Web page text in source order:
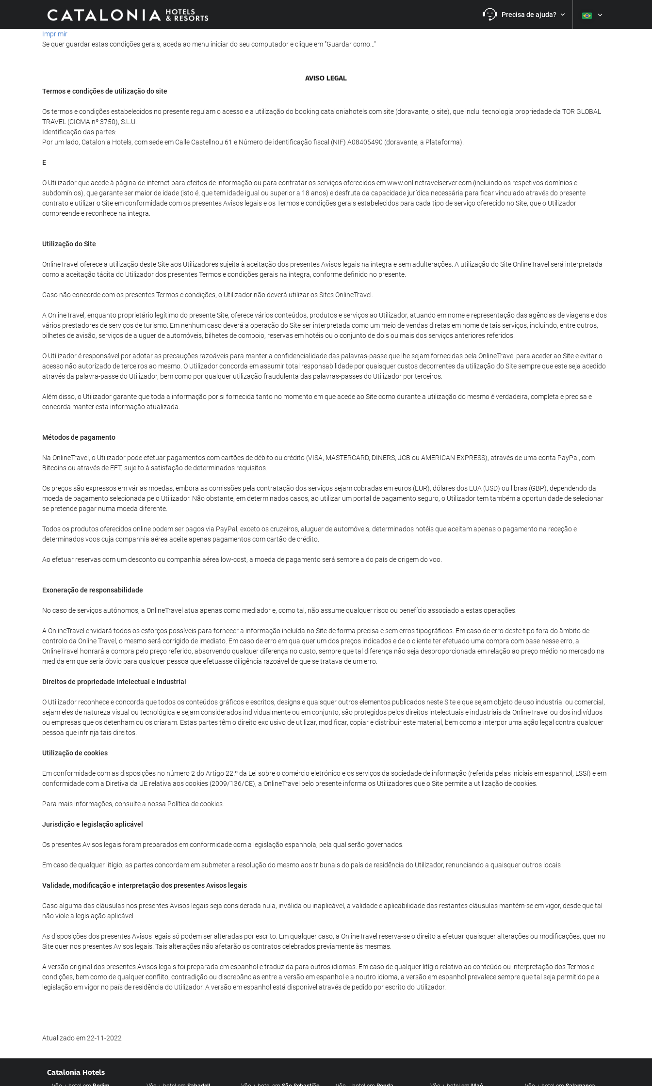
Precisa de ajuda?
Imprimir
Se quer guardar estas condições gerais, aceda ao menu iniciar do seu computador e clique em "Guardar como..."
AVISO LEGAL
Termos e condições de utilização do site
Os termos e condições estabelecidos no presente regulam o acesso e a utilização do booking.cataloniahotels.com site (doravante, o site), que inclui tecnologia propriedade da TOR GLOBAL
TRAVEL (CICMA nº 3750), S.L.U.
Identificação das partes:
Por um lado, Catalonia Hotels, com sede em Calle Castellnou 61 e Número de identificação fiscal (NIF) A08405490 (doravante, a Plataforma).
E
O Utilizador que acede à página de internet para efeitos de informação ou para contratar os serviços oferecidos em www.onlinetravelserver.com (incluindo os respetivos domínios e
subdomínios), que garante ser maior de idade (isto é, que tem idade igual ou superior a 18 anos) e desfruta da capacidade jurídica necessária para ficar vinculado através do presente
contrato e utilizar o Site em conformidade com os presentes Avisos legais e os Termos e condições gerais estabelecidos para cada tipo de serviço oferecido no Site, que o Utilizador
compreende e reconhece na íntegra.
Utilização do Site
OnlineTravel oferece a utilização deste Site aos Utilizadores sujeita à aceitação dos presentes Avisos legais na íntegra e sem adulterações. A utilização do Site OnlineTravel será interpretada
como a aceitação tácita do Utilizador dos presentes Termos e condições gerais na íntegra, conforme definido no presente.
Caso não concorde com os presentes Termos e condições, o Utilizador não deverá utilizar os Sites OnlineTravel.
A OnlineTravel, enquanto proprietário legítimo do presente Site, oferece vários conteúdos, produtos e serviços ao Utilizador, atuando em nome e representação das agências de viagens e dos
vários prestadores de serviços de turismo. Em nenhum caso deverá a operação do Site ser interpretada como um meio de vendas diretas em nome de tais serviços, incluindo, entre outros,
bilhetes de avisão, serviços de aluguer de automóveis, bilhetes de comboio, reservas em hotéis ou o conjunto de dois ou mais dos serviços anteriores referidos.
O Utilizador é responsável por adotar as precauções razoáveis para manter a confidencialidade das palavras-passe que lhe sejam fornecidas pela OnlineTravel para aceder ao Site e evitar o
acesso não autorizado de terceiros ao mesmo. O Utilizador concorda em assumir total responsabilidade por quaisquer custos decorrentes da utilização do Site sempre que este seja acedido
através da palavra-passe do Utilizador, bem como por qualquer utilização fraudulenta das palavras-passes do Utilizador por terceiros.
Além disso, o Utilizador garante que toda a informação por si fornecida tanto no momento em que acede ao Site como durante a utilização do mesmo é verdadeira, completa e precisa e
concorda manter esta informação atualizada.
Métodos de pagamento
Na OnlineTravel, o Utilizador pode efetuar pagamentos com cartões de débito ou crédito (VISA, MASTERCARD, DINERS, JCB ou AMERICAN EXPRESS), através de uma conta PayPal, com
Bitcoins ou através de EFT, sujeito à satisfação de determinados requisitos.
Os preços são expressos em várias moedas, embora as comissões pela contratação dos serviços sejam cobradas em euros (EUR), dólares dos EUA (USD) ou libras (GBP), dependendo da
moeda de pagamento selecionada pelo Utilizador. Não obstante, em determinados casos, ao utilizar um portal de pagamento seguro, o Utilizador tem também a oportunidade de selecionar
se pretende pagar numa moeda diferente.
Todos os produtos oferecidos online podem ser pagos via PayPal, exceto os cruzeiros, aluguer de automóveis, determinados hotéis que aceitam apenas o pagamento na receção e
determinados voos cuja companhia aérea aceite apenas pagamentos com cartão de crédito.
Ao efetuar reservas com um desconto ou companhia aérea low-cost, a moeda de pagamento será sempre a do país de origem do voo.
Exoneração de responsabilidade
No caso de serviços autónomos, a OnlineTravel atua apenas como mediador e, como tal, não assume qualquer risco ou benefício associado a estas operações.
A OnlineTravel envidará todos os esforços possíveis para fornecer a informação incluída no Site de forma precisa e sem erros tipográficos. Em caso de erro deste tipo fora do âmbito de
controlo da Online Travel, o mesmo será corrigido de imediato. Em caso de erro em qualquer um dos preços indicados e de o cliente ter efetuado uma compra com base nesse erro, a
OnlineTravel honrará a compra pelo preço referido, absorvendo qualquer diferença no custo, sempre que tal diferença não seja desproporcionada em relação ao preço médio no mercado na
medida em que seria óbvio para qualquer pessoa que efetuasse diligência razoável de que se tratava de um erro.
Direitos de propriedade intelectual e industrial
O Utilizador reconhece e concorda que todos os conteúdos gráficos e escritos, designs e quaisquer outros elementos publicados neste Site e que sejam objeto de uso industrial ou comercial,
sejam eles de natureza visual ou tecnológica e sejam considerados individualmente ou em conjunto, são protegidos pelos direitos intelectuais e industriais da OnlineTravel ou dos indivíduos
ou empresas que os detenham ou os criaram. Estas partes têm o direito exclusivo de utilizar, modificar, copiar e distribuir este material, bem como a interpor uma ação legal contra qualquer
pessoa que infrinja tais direitos.
Utilização de cookies
Em conformidade com as disposições no número 2 do Artigo 22.º da Lei sobre o comércio eletrónico e os serviços da sociedade de informação (referida pelas iniciais em espanhol, LSSI) e em
conformidade com a Diretiva da UE relativa aos cookies (2009/136/CE), a OnlineTravel pelo presente informa os Utilizadores que o Site permite a utilização de cookies.
Para mais informações, consulte a nossa Política de cookies.
Jurisdição e legislação aplicável
Os presentes Avisos legais foram preparados em conformidade com a legislação espanhola, pela qual serão governados.
Em caso de qualquer litígio, as partes concordam em submeter a resolução do mesmo aos tribunais do país de residência do Utilizador, renunciando a quaisquer outros locais .
Validade, modificação e interpretação dos presentes Avisos legais
Caso alguma das cláusulas nos presentes Avisos legais seja considerada nula, inválida ou inaplicável, a validade e aplicabilidade das restantes cláusulas mantém-se em vigor, desde que tal
não viole a legislação aplicável.
As disposições dos presentes Avisos legais só podem ser alteradas por escrito. Em qualquer caso, a OnlineTravel reserva-se o direito a efetuar quaisquer alterações ou modificações, quer no
Site quer nos presentes Avisos legais. Tais alterações não afetarão os contratos celebrados previamente às mesmas.
A versão original dos presentes Avisos legais foi preparada em espanhol e traduzida para outros idiomas. Em caso de qualquer litígio relativo ao conteúdo ou interpretação dos Termos e
condições, bem como de qualquer conflito, contradição ou discrepâncias entre a versão em espanhol e a noutro idioma, a versão em espanhol prevalece sempre que tal seja permitido pela
legislação em vigor no país de residência do Utilizador. A versão em espanhol está disponível através de pedido por escrito do Utilizador.
Atualizado em 22-11-2022
Catalonia Hotels